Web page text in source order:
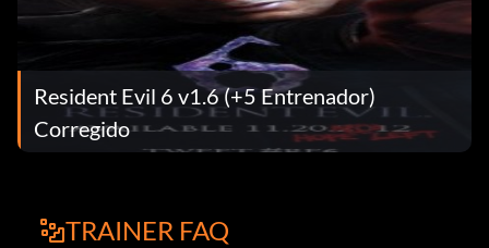
Resident Evil 6 v1.6 (+5 Entrenador)
Corregido
TRAINER FAQ